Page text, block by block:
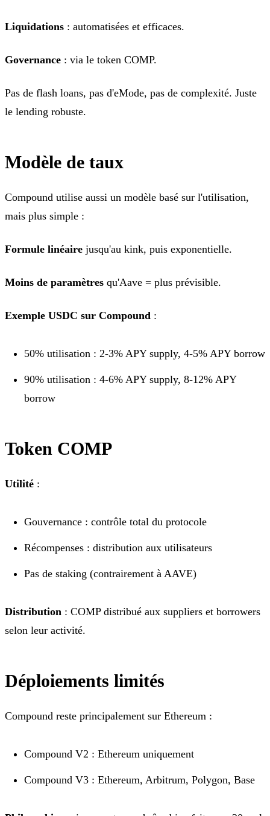
Liquidations : automatisées et efficaces.
Governance : via le token COMP.
Pas de flash loans, pas d'eMode, pas de complexité. Juste
le lending robuste.
Modèle de taux
Compound utilise aussi un modèle basé sur l'utilisation,
mais plus simple :
Formule linéaire jusqu'au kink, puis exponentielle.
Moins de paramètres qu'Aave = plus prévisible.
Exemple USDC sur Compound :
50% utilisation : 2-3% APY supply, 4-5% APY borrow
90% utilisation : 4-6% APY supply, 8-12% APY
borrow
Token COMP
Utilité :
Gouvernance : contrôle total du protocole
Récompenses : distribution aux utilisateurs
Pas de staking (contrairement à AAVE)
Distribution : COMP distribué aux suppliers et borrowers
selon leur activité.
Déploiements limités
Compound reste principalement sur Ethereum :
Compound V2 : Ethereum uniquement
Compound V3 : Ethereum, Arbitrum, Polygon, Base